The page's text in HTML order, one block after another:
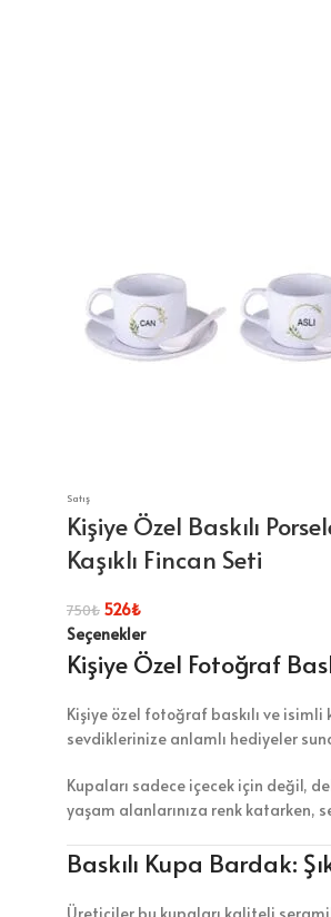
Satış
Kişiye Özel Baskılı
Kaşıklı Fincan Seti
750₺ 526₺
Seçenekler
Kişiye Özel Fotoğraf
Kişiye özel fotoğraf baskılı ve isimli
sevdiklerinize anlamlı hediyeler
Kupaları sadece içecek için değil,
yaşam alanlarınıza renk katarken,
Baskılı Kupa Bardak: